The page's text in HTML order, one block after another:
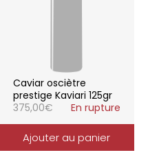
Caviar osciètre
prestige Kaviari 125gr
375,00€ En rupture
Ajouter au panier